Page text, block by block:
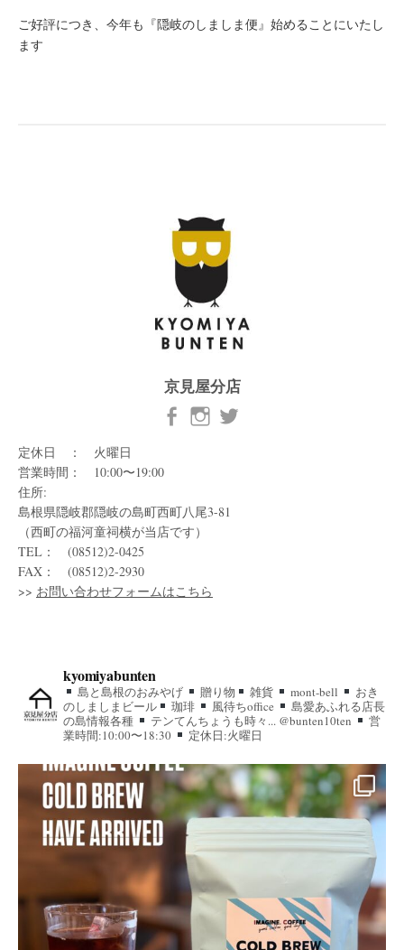
ご好評につき、今年も『隠岐のしましま便』始めることにいたし
ます
京見屋分店
定休日 ： 火曜日
営業時間： 10:00〜19:00
住所:
島根県隠岐郡隠岐の島町西町八尾3-81
（西町の福河童祠横が当店です）
TEL： (08512)2-0425
FAX： (08512)2-2930
>> お問い合わせフォームはこちら
kyomiyabunten
島と島根のおみやげ 贈り物 雑貨 mont-bell
おき
のしましまビール
珈琲 風待ちoffice
島愛あふれる店長
の島情報各種
テンてんちょうも時々... @bunten10ten
営
業時間:10:00〜18:30
定休日:火曜日